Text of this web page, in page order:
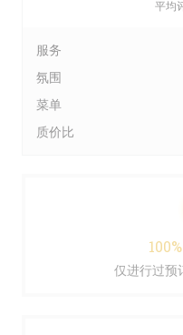
平均
服务
氛围
菜单
质价比
仅进行过预